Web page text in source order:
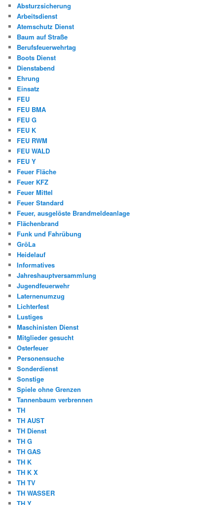
Absturzsicherung
Arbeitsdienst
Atemschutz Dienst
Baum auf Straße
Berufsfeuerwehrtag
Boots Dienst
Dienstabend
Ehrung
Einsatz
FEU
FEU BMA
FEU G
FEU K
FEU RWM
FEU WALD
FEU Y
Feuer Fläche
Feuer KFZ
Feuer Mittel
Feuer Standard
Feuer, ausgelöste Brandmeldeanlage
Flächenbrand
Funk und Fahrübung
GröLa
Heidelauf
Informatives
Jahreshauptversammlung
Jugendfeuerwehr
Laternenumzug
Lichterfest
Lustiges
Maschinisten Dienst
Mitglieder gesucht
Osterfeuer
Personensuche
Sonderdienst
Sonstige
Spiele ohne Grenzen
Tannenbaum verbrennen
TH
TH AUST
TH Dienst
TH G
TH GAS
TH K
TH K X
TH TV
TH WASSER